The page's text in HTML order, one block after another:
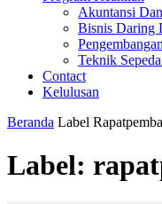
Akuntansi
Bisnis Daring
Teknik
Contact
Kelulusan
Beranda Label
Label: